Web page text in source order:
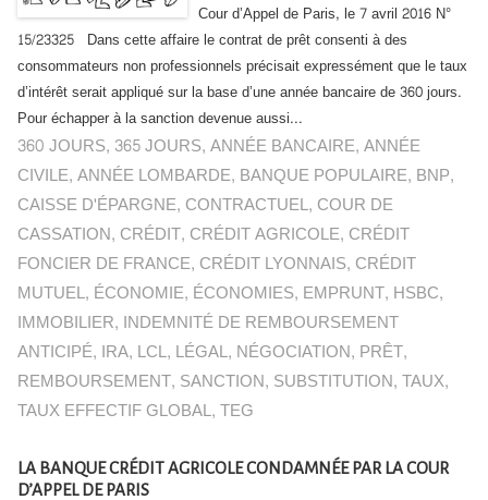
Cour d’Appel de Paris, le 7 avril 2016 N°
15/23325 Dans cette affaire le contrat de prêt consenti à des
consommateurs non professionnels précisait expressément que le taux
d’intérêt serait appliqué sur la base d’une année bancaire de 360 jours.
Pour échapper à la sanction devenue aussi...
360 JOURS, 365 JOURS,ANNÉE BANCAIRE,ANNÉE
CIVILE,ANNÉE LOMBARDE, BANQUE POPULAIRE, BNP,
CAISSE D'ÉPARGNE, CONTRACTUEL, COUR DE
CASSATION, CRÉDIT, CRÉDIT AGRICOLE, CRÉDIT
FONCIER DE FRANCE, CRÉDIT LYONNAIS, CRÉDIT
MUTUEL, ÉCONOMIE, ÉCONOMIES, EMPRUNT, HSBC,
IMMOBILIER, INDEMNITÉ DE REMBOURSEMENT
ANTICIPÉ, IRA, LCL, LÉGAL, NÉGOCIATION, PRÊT,
REMBOURSEMENT, SANCTION, SUBSTITUTION,TAUX,
TAUX EFFECTIF GLOBAL,TEG
LA BANQUE CRÉDIT AGRICOLE CONDAMNÉE PAR LA COUR
D’APPEL DE PARIS